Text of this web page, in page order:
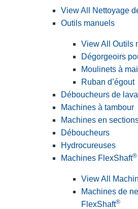
View All Nettoyage
Outils manuels
View All Outils
Dégorgeoirs
Moulinets à
Ruban d’égout
Déboucheurs de
Machines à tambour
Machines en
Déboucheurs
Hydrocureuses
Machines FlexShaft®
View All
Machines de
FlexShaft®